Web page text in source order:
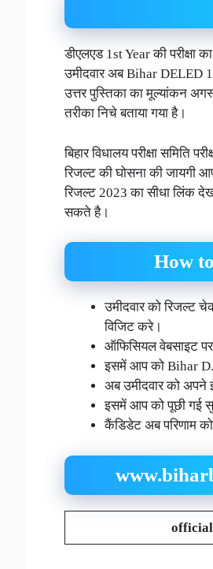
डीएलएड 1st Year की परीक्षा
उमीदवार अब Bihar DELED
उत्तर पुस्तिका का मूल्यांकन
तरीका निचे बताया गया है।
बिहार विधालय परीक्षा समिति
रिजल्ट की घोसना की जायगी
रिजल्ट 2023 का सीधा लिंक
सकते है।
How
उमीदवार को रिजल्ट
विजिट करे।
ऑफिसियल वेबसाइट पर
इसमें आप को Bihar
अब उमीदवार को
इसमें आप को पूछी गई
कैंडिडेट अब परिणाम
official